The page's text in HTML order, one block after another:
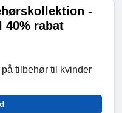
-
40% rabat
tilbehør til kvinder